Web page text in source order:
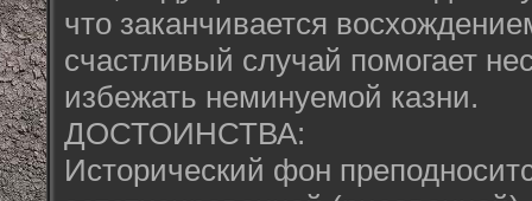
что заканчивается
счастливый случай помогает
избежать неминуемой казни.
ДОСТОИНСТВА:
Исторический фон